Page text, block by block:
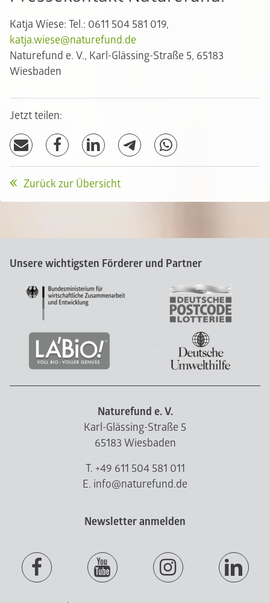
Katja Wiese: Tel.: 0611 504 581 019,
katja.wiese@naturefund.de
Naturefund e. V., Karl-Glässing-Straße 5, 65183
Wiesbaden
Jetzt teilen:
Zurück zur Übersicht
Unsere wichtigsten Förderer und Partner
Naturefund e. V.
Karl-Glässing-Straße 5
65183 Wiesbaden
T. +49 611 504 581 011
E. info@naturefund.de
Newsletter anmelden